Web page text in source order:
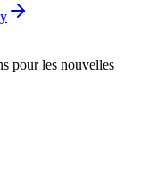
pour les nouvelles